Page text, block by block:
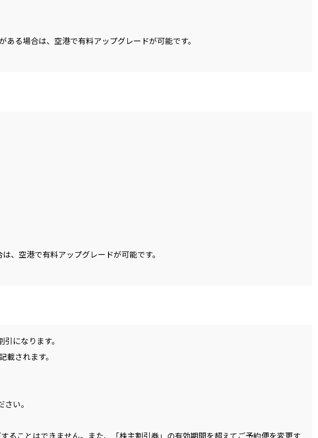
る場合は、空港で有料アップグレードが可能です。
、空港で有料アップグレードが可能です。
になります。
されます。
い。
ことはできません。また、「株主割引券」の有効期間を超えてご予約便を変更す